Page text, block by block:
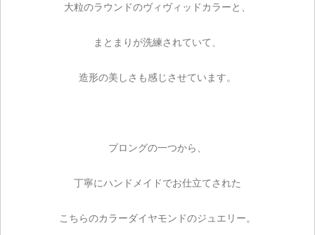
大粒のラウンドのヴィヴィッドカラーと、
まとまりが洗練されていて、
造形の美しさも感じさせています。
プロングの一つから、
丁寧にハンドメイドでお仕立てされた
こちらのカラーダイヤモンドのジュエリー。